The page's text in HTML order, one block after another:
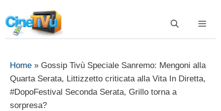
al
contenuto
Home » Gossip Tivù Speciale Sanremo: Mengoni alla
Quarta Serata, Littizzetto criticata alla Vita In Diretta,
#DopoFestival Seconda Serata, Grillo torna a
sorpresa?